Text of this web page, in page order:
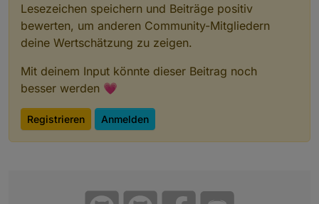
Lesezeichen speichern und Beiträge positiv
bewerten, um anderen Community-Mitgliedern
deine Wertschätzung zu zeigen.
Mit deinem Input könnte dieser Beitrag noch
besser werden 💗
Registrieren Anmelden